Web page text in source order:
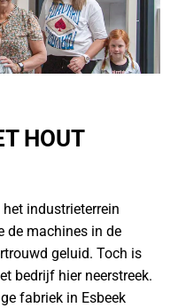
HOUT
industrieterrein
de machines in de
geluid. Toch is
bedrijf hier neerstreek.
fabriek in Esbeek